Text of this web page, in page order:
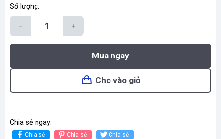
Số lượng:
– +
Mua ngay
Cho vào giỏ
Chia sẻ ngay:
Chia sẻ Chia sẻ Chia sẻ